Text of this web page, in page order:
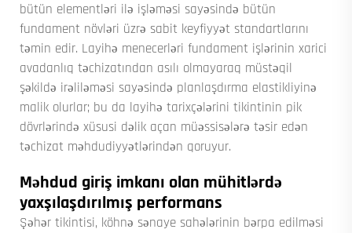
bütün elementləri ilə işləməsi sayəsində bütün
fundament növləri üzrə sabit keyfiyyət standartlarını
təmin edir. Layihə menecerləri fundament işlərinin xarici
avadanlıq təchizatından asılı olmayaraq müstəqil
şəkildə irəliləməsi sayəsində planlaşdırma elastikliyinə
malik olurlar; bu da layihə tarixçələrini tikintinin pik
dövrlərində xüsusi dəlik açan müəssisələrə təsir edən
təchizat məhdudiyyətlərindən qoruyur.
Məhdud giriş imkanı olan mühitlərdə
yaxşılaşdırılmış performans
Şəhər tikintisi, köhnə sənaye sahələrinin bərpa edilməsi